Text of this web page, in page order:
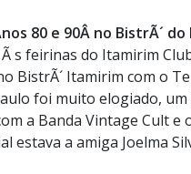
80 e 90Â no BistrÃ´
s feirinas do Itamirim
BistrÃ´ Itamirim com o
foi muito elogiado,
a Banda Vintage Cult e
estava a amiga Joelma